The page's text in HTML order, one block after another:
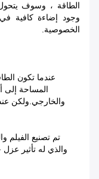
الطاقة ، وسوف
وجود إضاءة كافية
الخصوصية.
عندما تكون
المساحة إلى
والخارجي.ولكن
تم تصنيع الفيلم
والذي له تأثير